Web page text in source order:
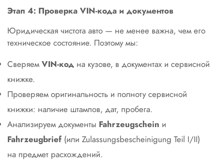
Этап 4: Проверка VIN-кода и документов
Юридическая чистота авто — не менее важна, чем его
техническое состояние. Поэтому мы:
Сверяем VIN-код на кузове, в документах и сервисной
книжке.
Проверяем оригинальность и полноту сервисной
книжки: наличие штампов, дат, пробега.
Анализируем документы Fahrzeugschein и
Fahrzeugbrief(или Zulassungsbescheinigung Teil I/II)
на предмет расхождений.